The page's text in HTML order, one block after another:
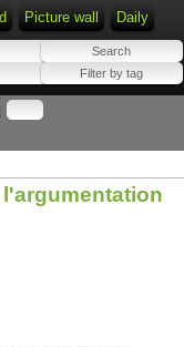
Picture wall Daily